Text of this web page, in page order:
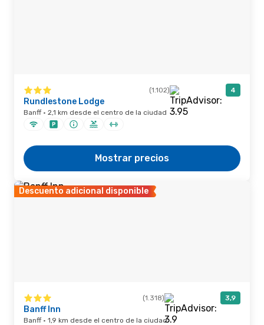
(1.102) 4
Rundlestone Lodge
Banff · 2,1 km desde el centro de la ciudad
Mostrar precios
Descuento adicional disponible
(1.318) 3,9
Banff Inn
Banff · 1,9 km desde el centro de la ciudad